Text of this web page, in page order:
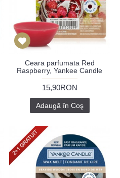
Ceara parfumata Red
Raspberry, Yankee Candle
15,90RON
Adaugă în Coş